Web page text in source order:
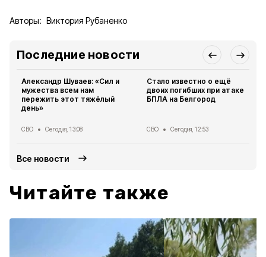
Авторы: Виктория Рубаненко
Последние новости
Александр Шуваев: «Сил и
мужества всем нам
пережить этот тяжёлый
день»
СВО Сегодня, 13:08
Стало известно о ещё
двоих погибших при атаке
БПЛА на Белгород
СВО Сегодня, 12:53
Все новости
Читайте также